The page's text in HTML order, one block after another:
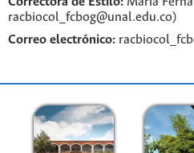
racbiocol_fcbog@unal.edu.co)
Correo electrónico: